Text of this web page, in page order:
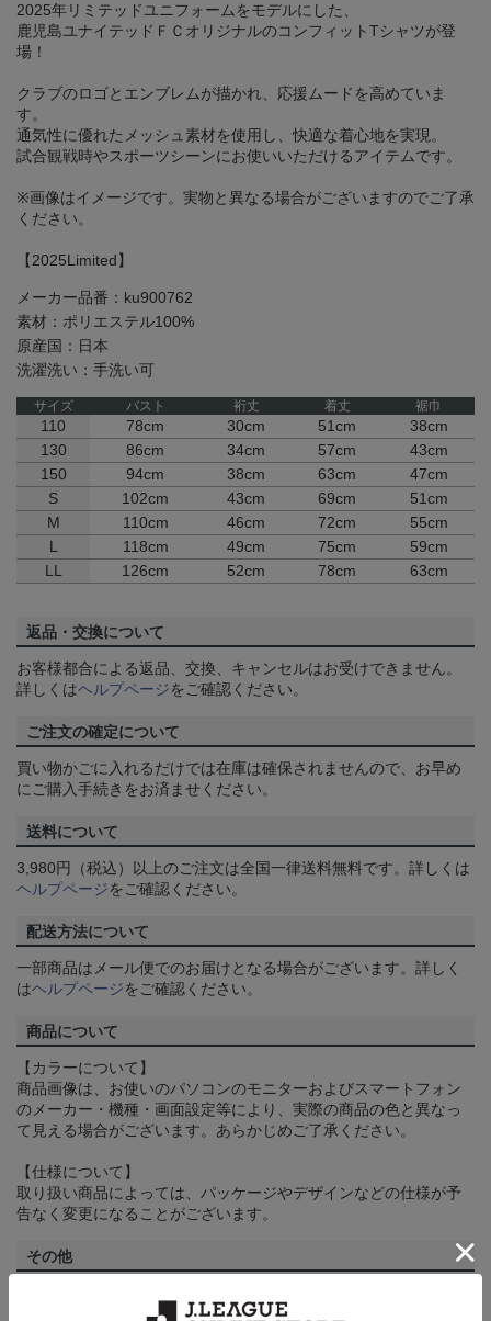
2025年リミテッドユニフォームをモデルにした、
鹿児島ユナイテッドＦＣオリジナルのコンフィットTシャツが登
場！
クラブのロゴとエンブレムが描かれ、応援ムードを高めていま
す。
通気性に優れたメッシュ素材を使用し、快適な着心地を実現。
試合観戦時やスポーツシーンにお使いいただけるアイテムです。
※画像はイメージです。実物と異なる場合がございますのでご了承
ください。
【2025Limited】
メーカー品番：ku900762
素材：ポリエステル100%
原産国：日本
洗濯洗い：手洗い可
サイズ バスト 裄丈 着丈 裾巾
110 78cm 30cm 51cm
38cm
130
86cm 34cm 57cm
43cm
150
94cm 38cm 63cm
47cm
S
102cm 43cm 69cm
51cm
M
110cm 46cm 72cm
55cm
L
118cm 49cm 75cm
59cm
LL
126cm 52cm 78cm 63cm
返品・交換について
お客様都合による返品、交換、キャンセルはお受けできません。
詳しくはヘルプページをご確認ください。
ご注文の確定について
買い物かごに入れるだけでは在庫は確保されませんので、お早め
にご購入手続きをお済ませください。
送料について
3,980円（税込）以上のご注文は全国一律送料無料です。詳しくは
ヘルプページをご確認ください。
配送方法について
一部商品はメール便でのお届けとなる場合がございます。詳しく
はヘルプページをご確認ください。
商品について
【カラーについて】
商品画像は、お使いのパソコンのモニターおよびスマートフォン
のメーカー・機種・画面設定等により、実際の商品の色と異なっ
て見える場合がございます。あらかじめご了承ください。
【仕様について】
取り扱い商品によっては、パッケージやデザインなどの仕様が予
告なく変更になることがございます。
その他